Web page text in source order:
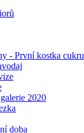
- První kostka cukru
2020
doba